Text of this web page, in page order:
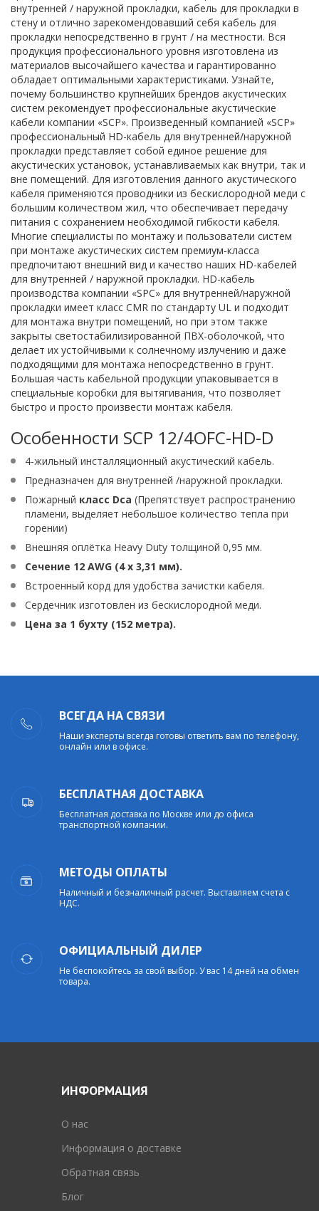
внутренней / наружной прокладки, кабель для прокладки в
стену и отлично зарекомендовавший себя кабель для
прокладки непосредственно в грунт / на местности. Вся
продукция профессионального уровня изготовлена из
материалов высочайшего качества и гарантированно
обладает оптимальными характеристиками. Узнайте,
почему большинство крупнейших брендов акустических
систем рекомендует профессиональные акустические
кабели компании «SCP». Произведенный компанией «SCP»
профессиональный HD-кабель для внутренней/наружной
прокладки представляет собой единое решение для
акустических установок, устанавливаемых как внутри, так и
вне помещений. Для изготовления данного акустического
кабеля применяются проводники из бескислородной меди с
большим количеством жил, что обеспечивает передачу
питания с сохранением необходимой гибкости кабеля.
Многие специалисты по монтажу и пользователи систем
при монтаже акустических систем премиум-класса
предпочитают внешний вид и качество наших HD-кабелей
для внутренней / наружной прокладки. HD-кабель
производства компании «SPC» для внутренней/наружной
прокладки имеет класс CMR по стандарту UL и подходит
для монтажа внутри помещений, но при этом также
закрыты светостабилизированной ПВХ-оболочкой, что
делает их устойчивыми к солнечному излучению и даже
подходящими для монтажа непосредственно в грунт.
Большая часть кабельной продукции упаковывается в
специальные коробки для вытягивания, что позволяет
быстро и просто произвести монтаж кабеля.
Особенности SCP 12/4OFC-HD-D
4-жильный инсталляционный акустический кабель.
Предназначен для внутренней /наружной прокладки.
Пожарный класс Dca (Препятствует распространению
пламени, выделяет небольшое количество тепла при
горении)
Внешняя оплётка Heavy Duty толщиной 0,95 мм.
Сечение 12 AWG (4 x 3,31 мм).
Встроенный корд для удобства зачистки кабеля.
Сердечник изготовлен из бескислородной меди.
Цена за 1 бухту (152 метра).
ВСЕГДА НА СВЯЗИ
Наши эксперты всегда готовы ответить вам по телефону,
онлайн или в офисе.
БЕСПЛАТНАЯ ДОСТАВКА
Бесплатная доставка по Москве или до офиса
транспортной компании.
МЕТОДЫ ОПЛАТЫ
Наличный и безналичный расчет. Выставляем счета с
НДС.
ОФИЦИАЛЬНЫЙ ДИЛЕР
Не беспокойтесь за свой выбор. У вас 14 дней на обмен
товара.
ИНФОРМАЦИЯ
O нас
Информация о доставке
Обратная связь
Блог